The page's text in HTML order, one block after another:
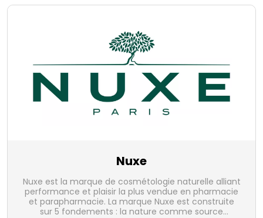
Nuxe
Nuxe est la marque de cosmétologie naturelle alliant
performance et plaisir la plus vendue en pharmacie
et parapharmacie. La marque Nuxe est construite
sur 5 fondements : la nature comme source